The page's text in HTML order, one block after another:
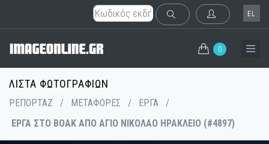
EL
0
ΛΊΣΤΑ ΦΩΤΟΓΡΑΦΙΏΝ
ΡΕΠΟΡΤΑΖ / ΜΕΤΑΦΟΡΕΣ / ΕΡΓΑ
/
ΕΡΓΑ ΣΤΟ ΒΟΑΚ ΑΠΟ ΑΓΙΟ ΝΙΚΟΛΑΟ ΗΡΑΚΛΕΙΟ (#4897)